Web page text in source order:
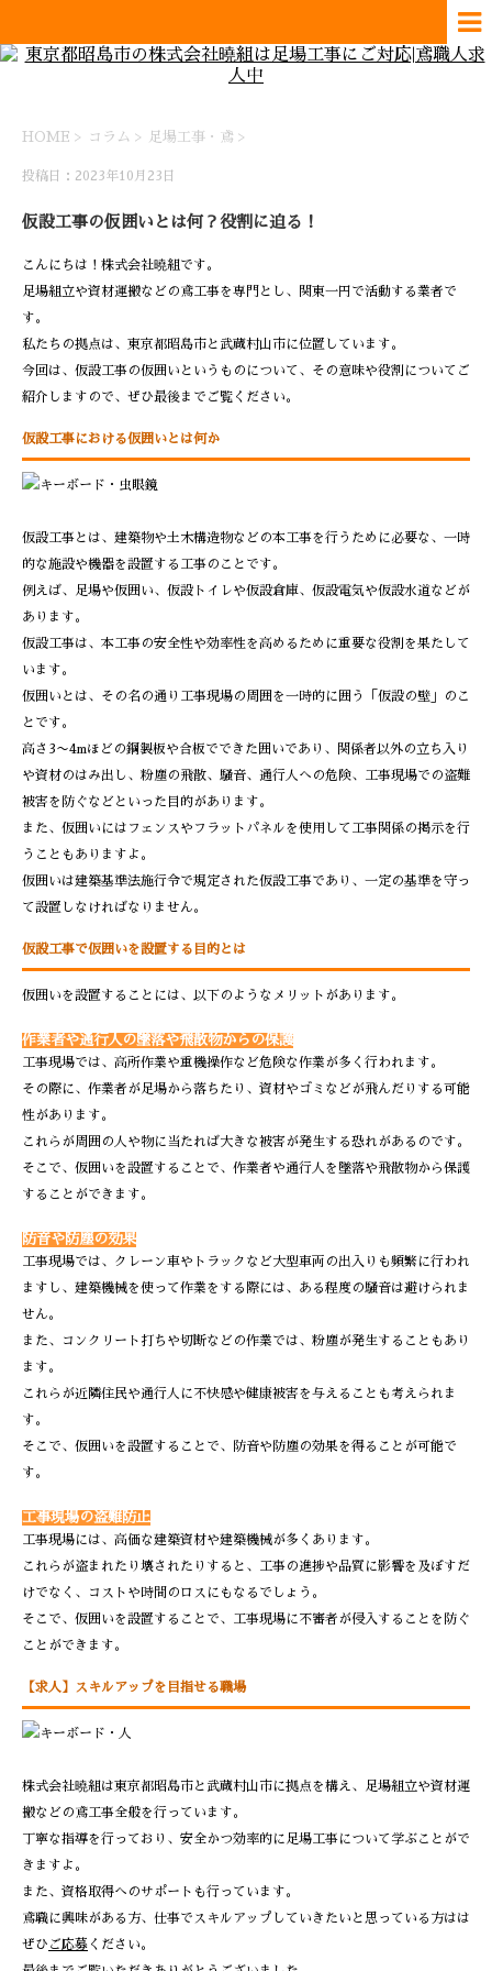
HOME > コラム > 足場工事・鳶 >
投稿日：2023年10月23日
仮設工事の仮囲いとは何？役割に迫る！
こんにちは！株式会社曉組です。
足場組立や資材運搬などの鳶工事を専門とし、関東一円で活動する業者で
す。
私たちの拠点は、東京都昭島市と武蔵村山市に位置しています。
今回は、仮設工事の仮囲いというものについて、その意味や役割についてご
紹介しますので、ぜひ最後までご覧ください。
仮設工事における仮囲いとは何か
仮設工事とは、建築物や土木構造物などの本工事を行うために必要な、一時
的な施設や機器を設置する工事のことです。
例えば、足場や仮囲い、仮設トイレや仮設倉庫、仮設電気や仮設水道などが
あります。
仮設工事は、本工事の安全性や効率性を高めるために重要な役割を果たして
います。
仮囲いとは、その名の通り工事現場の周囲を一時的に囲う「仮設の壁」のこ
とです。
高さ3〜4mほどの鋼製板や合板でできた囲いであり、関係者以外の立ち入り
や資材のはみ出し、粉塵の飛散、騒音、通行人への危険、工事現場での盗難
被害を防ぐなどといった目的があります。
また、仮囲いにはフェンスやフラットパネルを使用して工事関係の掲示を行
うこともありますよ。
仮囲いは建築基準法施行令で規定された仮設工事であり、一定の基準を守っ
て設置しなければなりません。
仮設工事で仮囲いを設置する目的とは
仮囲いを設置することには、以下のようなメリットがあります。
作業者や通行人の墜落や飛散物からの保護
工事現場では、高所作業や重機操作など危険な作業が多く行われます。
その際に、作業者が足場から落ちたり、資材やゴミなどが飛んだりする可能
性があります。
これらが周囲の人や物に当たれば大きな被害が発生する恐れがあるのです。
そこで、仮囲いを設置することで、作業者や通行人を墜落や飛散物から保護
することができます。
防音や防塵の効果
工事現場では、クレーン車やトラックなど大型車両の出入りも頻繁に行われ
ますし、建築機械を使って作業をする際には、ある程度の騒音は避けられま
せん。
また、コンクリート打ちや切断などの作業では、粉塵が発生することもあり
ます。
これらが近隣住民や通行人に不快感や健康被害を与えることも考えられま
す。
そこで、仮囲いを設置することで、防音や防塵の効果を得ることが可能で
す。
工事現場の盗難防止
工事現場には、高価な建築資材や建築機械が多くあります。
これらが盗まれたり壊されたりすると、工事の進捗や品質に影響を及ぼすだ
けでなく、コストや時間のロスにもなるでしょう。
そこで、仮囲いを設置することで、工事現場に不審者が侵入することを防ぐ
ことができます。
【求人】スキルアップを目指せる職場
株式会社曉組は東京都昭島市と武蔵村山市に拠点を構え、足場組立や資材運
搬などの鳶工事全般を行っています。
丁寧な指導を行っており、安全かつ効率的に足場工事について学ぶことがで
きますよ。
また、資格取得へのサポートも行っています。
鳶職に興味がある方、仕事でスキルアップしていきたいと思っている方はは
ぜひ ご応募 ください。